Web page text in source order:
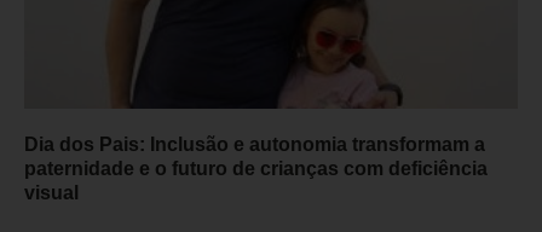
Dia dos Pais: Inclusão e autonomia transformam a
paternidade e o futuro de crianças com deficiência
visual